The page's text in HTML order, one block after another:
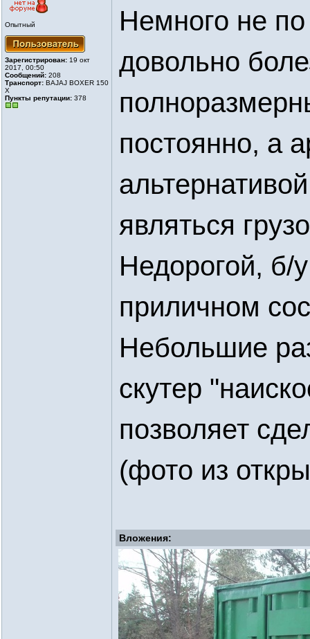
Опытный
Зарегистрирован: 19 окт
2017, 00:50
Сообщений: 208
Транспорт: BAJAJ BOXER 150
X
Пункты репутации: 378
Немного не
довольно
постоянно, а
являться
Недорогой, б/
приличном
Небольшие
скутер
позволяет
(фото из
Вложения: